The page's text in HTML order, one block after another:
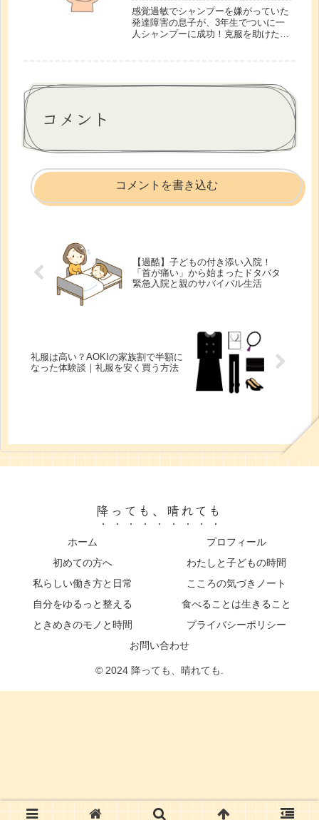
の新たな工夫
感覚過敏でシャンプーを嫌がっていた
発達障害の息子が、3年生でついに一
人シャンプーに成功！克服を助けた工
コメント
コメントを書き込む
【過酷】子どもの付き添い入院！
「首が痛い」から始まったドタバタ
緊急入院と親のサバイバル生活
礼服は高い？AOKIの家族割で半額に
なった体験談｜礼服を安く買う方法
降っても、晴れても
ホーム
プロフィール
初めての方へ
わたしと子どもの時間
私らしい働き方と日常
こころの気づきノート
自分をゆるっと整える
食べることは生きること
ときめきのモノと時間
プライバシーポリシー
お問い合わせ
© 2024 降っても、晴れても.